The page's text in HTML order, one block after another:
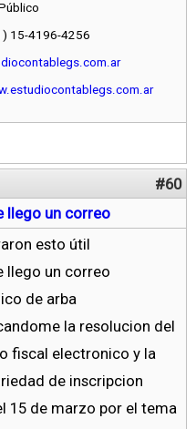
15-4196-4256
#60
llego un correo
esto útil
llego un correo
de arba
la resolucion del
fiscal electronico y la
de inscripcion
15 de marzo por el tema